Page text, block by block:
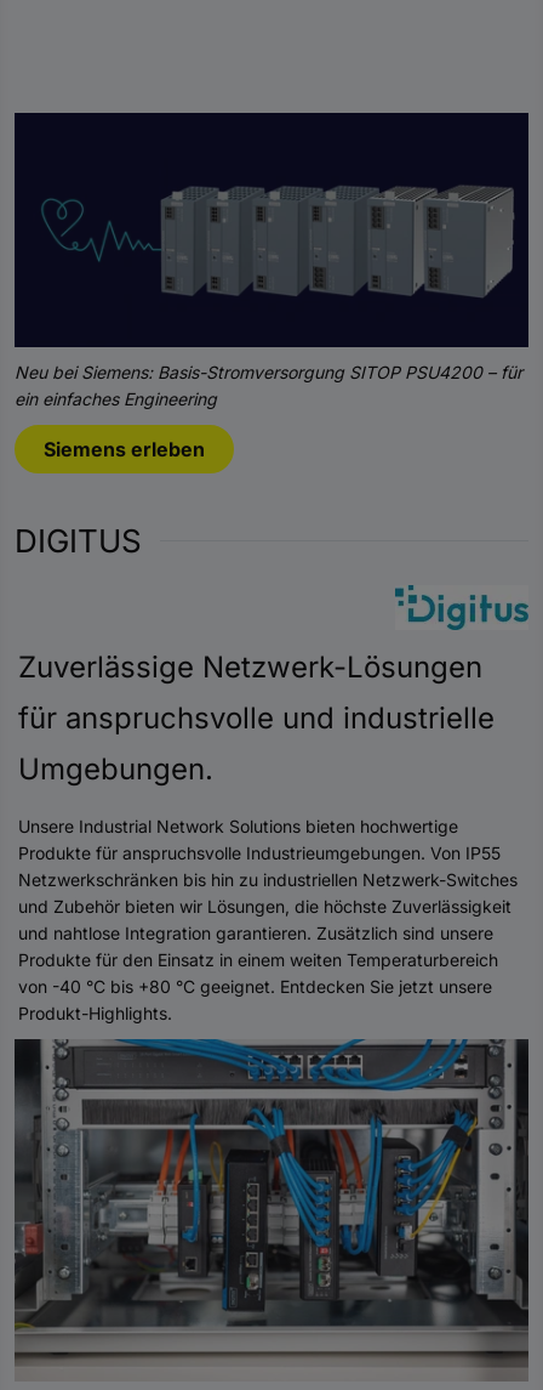
Neu bei Siemens: Basis-Stromversorgung SITOP PSU4200 – für
ein einfaches Engineering
Siemens erleben
DIGITUS
Zuverlässige Netzwerk-Lösungen
für anspruchsvolle und industrielle
Umgebungen.
Unsere Industrial Network Solutions bieten hochwertige
Produkte für anspruchsvolle Industrieumgebungen. Von IP55
Netzwerkschränken bis hin zu industriellen Netzwerk-Switches
und Zubehör bieten wir Lösungen, die höchste Zuverlässigkeit
und nahtlose Integration garantieren. Zusätzlich sind unsere
Produkte für den Einsatz in einem weiten Temperaturbereich
von -40 °C bis +80 °C geeignet. Entdecken Sie jetzt unsere
Produkt-Highlights.